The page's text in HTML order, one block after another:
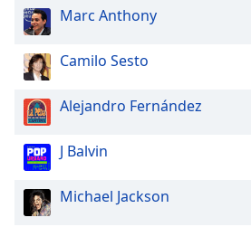
Marc Anthony
Camilo Sesto
Alejandro Fernández
J Balvin
Michael Jackson